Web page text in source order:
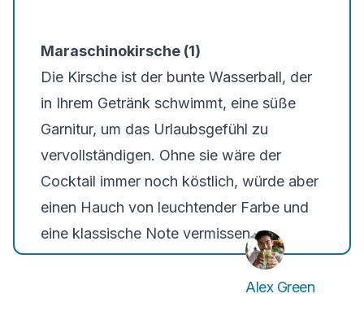
Maraschinokirsche (1)
Die Kirsche ist der bunte Wasserball, der
in Ihrem Getränk schwimmt, eine süße
Garnitur, um das Urlaubsgefühl zu
vervollständigen. Ohne sie wäre der
Cocktail immer noch köstlich, würde aber
einen Hauch von leuchtender Farbe und
eine klassische Note vermissen.
Alex Green